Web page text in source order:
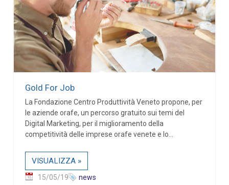
Gold For Job
La Fondazione Centro Produttività Veneto propone, per
le aziende orafe, un percorso gratuito sui temi del
Digital Marketing, per il miglioramento della
competitività delle imprese orafe venete e lo...
VISUALIZZA »
15/05/19 news